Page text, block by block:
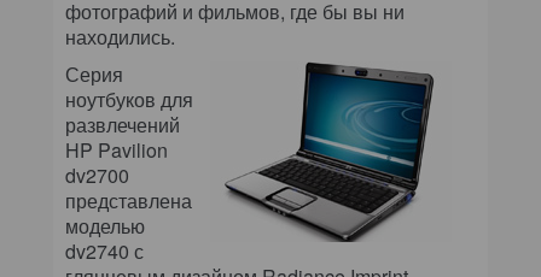
фотографий и фильмов, где бы вы ни
находились.
Серия
ноутбуков для
развлечений
HP Pavilion
dv2700
представлена
моделью
dv2740 с